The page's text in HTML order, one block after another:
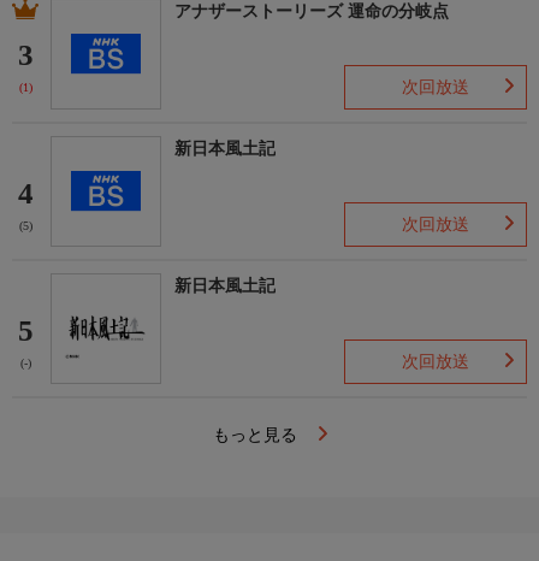
3
(1)
アナザーストーリーズ 運命の分岐点
次回放送
4
(5)
新日本風土記
次回放送
5
(-)
新日本風土記
次回放送
もっと見る